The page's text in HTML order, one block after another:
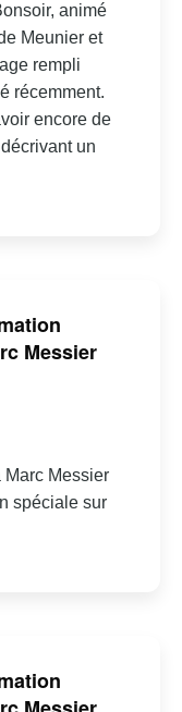
animé
Meunier et
rempli
récemment.
encore de
un
Messier
Marc Messier
spéciale sur